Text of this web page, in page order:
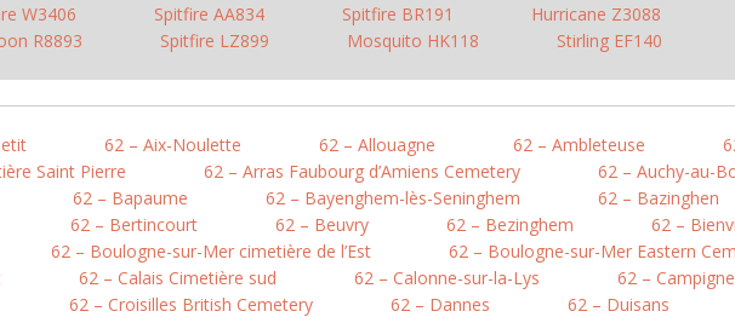
W3406
Spitfire AA834 Spitfire BR191
Hurricane Z3088
R8893
Spitfire LZ899 Mosquito HK118 Stirling EF140
62 – Aix-Noulette 62 – Allouagne 62 – Ambleteuse
Saint Pierre
62 – Arras Faubourg d’Amiens Cemetery
62 – Auchy-au-
62 – Bapaume 62 – Bayenghem-lès-Seninghem
62 – Bazinghen
62 – Bertincourt 62 – Beuvry 62 – Bezinghem
62 –
62 – Boulogne-sur-Mer cimetière de l’Est
62 – Boulogne-sur-Mer Eastern
62 – Calais Cimetière sud 62 – Calonne-sur-la-Lys
62 –
62 – Croisilles British Cemetery 62 – Dannes
62 – Duisans